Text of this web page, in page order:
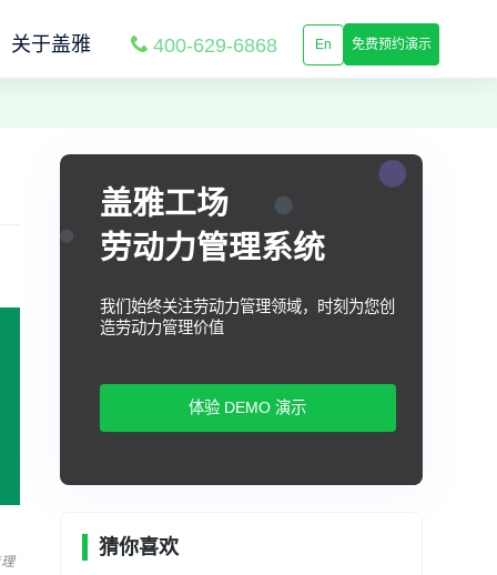
关于盖雅 400-629-6868 En 免费预约演示
盖雅工场
劳动力管理系统
我们始终关注劳动力管理领域，时刻为您创
造劳动力管理价值
体验 DEMO 演示
猜你喜欢